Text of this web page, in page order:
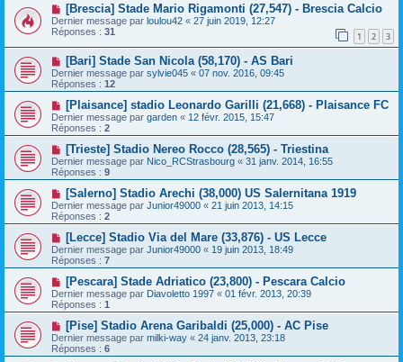
[Brescia] Stade Mario Rigamonti (27,547) - Brescia Calcio
Dernier message par loulou42 « 27 juin 2019, 12:27
Réponses : 31 1 2 3
[Bari] Stade San Nicola (58,170) - AS Bari
Dernier message par sylvie045 « 07 nov. 2016, 09:45
Réponses : 12
[Plaisance] stadio Leonardo Garilli (21,668) - Plaisance FC
Dernier message par garden « 12 févr. 2015, 15:47
Réponses : 2
[Trieste] Stadio Nereo Rocco (28,565) - Triestina
Dernier message par Nico_RCStrasbourg « 31 janv. 2014, 16:55
Réponses : 9
[Salerno] Stadio Arechi (38,000) US Salernitana 1919
Dernier message par Junior49000 « 21 juin 2013, 14:15
Réponses : 2
[Lecce] Stadio Via del Mare (33,876) - US Lecce
Dernier message par Junior49000 « 19 juin 2013, 18:49
Réponses : 7
[Pescara] Stade Adriatico (23,800) - Pescara Calcio
Dernier message par Diavoletto 1997 « 01 févr. 2013, 20:39
Réponses : 1
[Pise] Stadio Arena Garibaldi (25,000) - AC Pise
Dernier message par milki-way « 24 janv. 2013, 23:18
Réponses : 6